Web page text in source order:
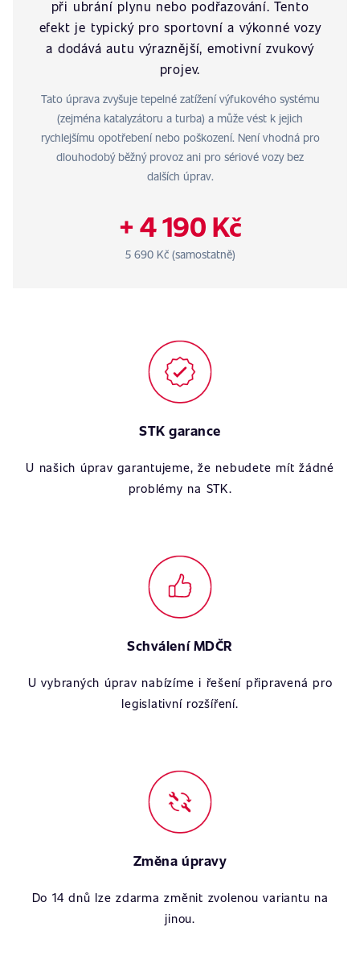
při ubrání plynu nebo podřazování. Tento
efekt je typický pro sportovní a výkonné vozy
a dodává autu výraznější, emotivní zvukový
projev.
Tato úprava zvyšuje tepelné zatížení výfukového systému
(zejména katalyzátoru a turba) a může vést k jejich
rychlejšímu opotřebení nebo poškození. Není vhodná pro
dlouhodobý běžný provoz ani pro sériové vozy bez
dalších úprav.
+ 4 190 Kč
5 690 Kč (samostatně)
STK garance
U našich úprav garantujeme, že nebudete mít žádné
problémy na STK.
Schválení MDČR
U vybraných úprav nabízíme i řešení připravená pro
legislativní rozšíření.
Změna úpravy
Do 14 dnů lze zdarma změnit zvolenou variantu na
jinou.